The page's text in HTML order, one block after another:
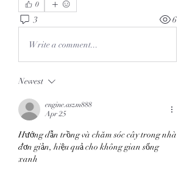
0
3 6
Write a comment...
Newest
engine.aszm888
Apr 25
Hướng dẫn trồng và chăm sóc cây trong nhà
đơn giản, hiệu quả cho không gian sống
xanh